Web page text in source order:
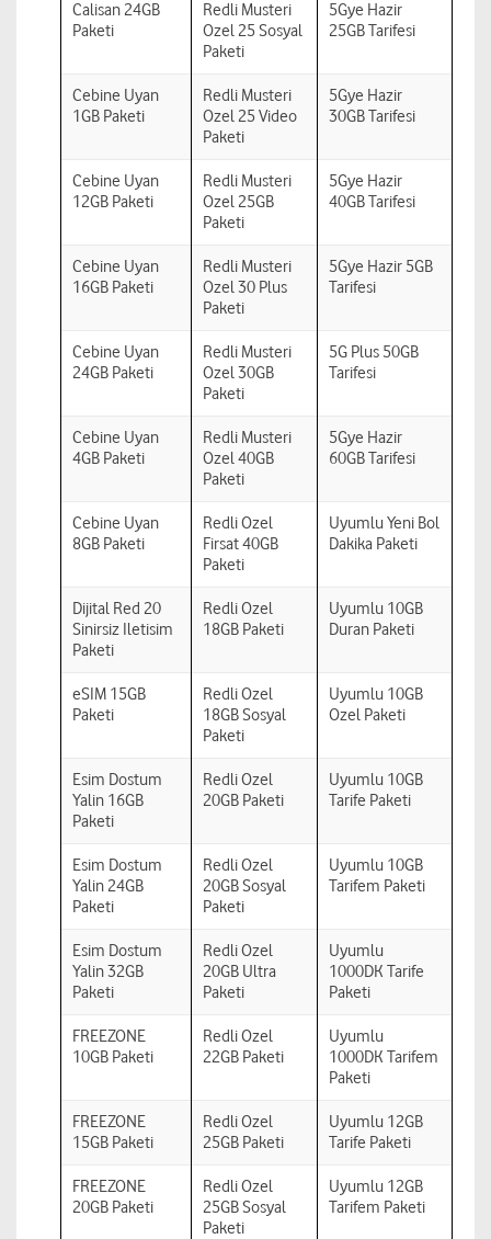
Calisan 24GB
Paketi
Redli Musteri
Ozel 25 Sosyal
Paketi
5Gye Hazir
25GB Tarifesi
Cebine Uyan
1GB Paketi
Redli Musteri
Ozel 25 Video
Paketi
5Gye Hazir
30GB Tarifesi
Cebine Uyan
12GB Paketi
Redli Musteri
Ozel 25GB
Paketi
5Gye Hazir
40GB Tarifesi
Cebine Uyan
16GB Paketi
Redli Musteri
Ozel 30 Plus
Paketi
5Gye Hazir 5GB
Tarifesi
Cebine Uyan
24GB Paketi
Redli Musteri
Ozel 30GB
Paketi
5G Plus 50GB
Tarifesi
Cebine Uyan
4GB Paketi
Redli Musteri
Ozel 40GB
Paketi
5Gye Hazir
60GB Tarifesi
Cebine Uyan
8GB Paketi
Redli Ozel
Firsat 40GB
Paketi
Uyumlu Yeni Bol
Dakika Paketi
Dijital Red 20
Sinirsiz Iletisim
Paketi
Redli Ozel
18GB Paketi
Uyumlu 10GB
Duran Paketi
eSIM 15GB
Paketi
Redli Ozel
18GB Sosyal
Paketi
Uyumlu 10GB
Ozel Paketi
Esim Dostum
Yalin 16GB
Paketi
Redli Ozel
20GB Paketi
Uyumlu 10GB
Tarife Paketi
Esim Dostum
Yalin 24GB
Paketi
Redli Ozel
20GB Sosyal
Paketi
Uyumlu 10GB
Tarifem Paketi
Esim Dostum
Yalin 32GB
Paketi
Redli Ozel
20GB Ultra
Paketi
Uyumlu
1000DK Tarife
Paketi
FREEZONE
10GB Paketi
Redli Ozel
22GB Paketi
Uyumlu
1000DK Tarifem
Paketi
FREEZONE
15GB Paketi
Redli Ozel
25GB Paketi
Uyumlu 12GB
Tarife Paketi
FREEZONE
20GB Paketi
Redli Ozel
25GB Sosyal
Paketi
Uyumlu 12GB
Tarifem Paketi